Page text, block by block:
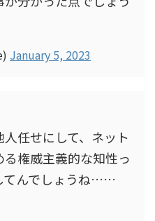
January 5, 2023
任せにして、ネット
権威主義的な知性っ
てんでしょうね……